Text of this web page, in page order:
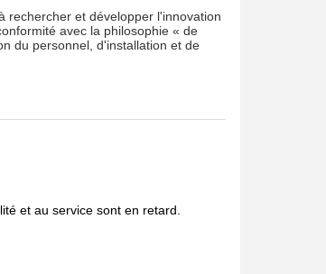
rechercher et développer l'innovation
avec la philosophie « de
du personnel, d'installation et de
et au service sont en retard.